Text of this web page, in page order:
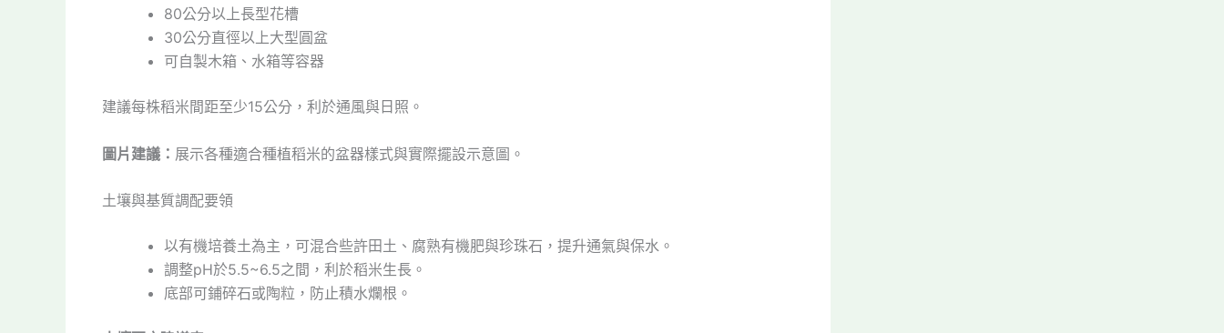
80公分以上長型花槽
30公分直徑以上大型圓盆
可自製木箱、水箱等容器
建議每株稻米間距至少15公分，利於通風與日照。
圖片建議： 展示各種適合種植稻米的盆器樣式與實際擺設示意圖。
土壤與基質調配要領
以有機培養土為主，可混合些許田土、腐熟有機肥與珍珠石，提升通氣與保水。
調整pH於5.5~6.5之間，利於稻米生長。
底部可鋪碎石或陶粒，防止積水爛根。